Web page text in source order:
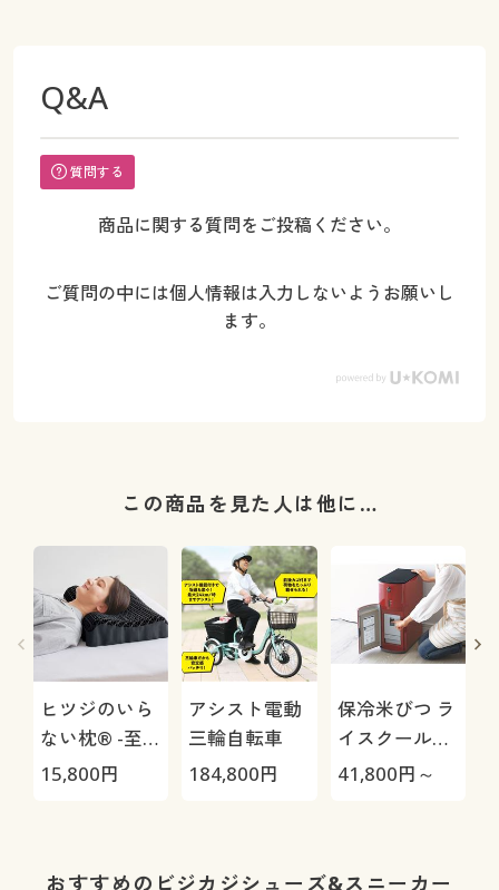
Q&A
質問する
商品に関する質問をご投稿ください。
ご質問の中には個人情報は入力しないようお願いし
ます。
この商品を見た人は他に…
ヒツジのいら
ない枕® -至
極-
15,800円
アシスト電動
三輪自転車
184,800円
保冷米びつ ラ
イスクール
HRC-
41,800円～
おすすめのビジカジシューズ&スニーカー